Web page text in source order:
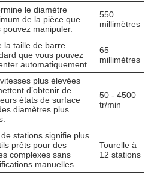
le diamètre
de la pièce que
pouvez manipuler.
550
millimètres
la taille de barre
que vous pouvez
automatiquement.
65
millimètres
plus élevées
d’obtenir de
états de surface
diamètres plus
50 - 4500
tr/min
de stations signifie plus
prêts pour des
complexes sans
manuelles.
Tourelle à
12 stations